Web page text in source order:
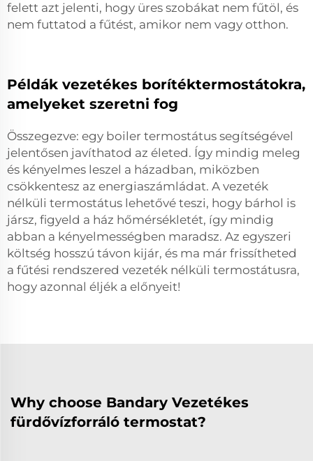
felett azt jelenti, hogy üres szobákat nem fűtöl, és
nem futtatod a fűtést, amikor nem vagy otthon.
Példák vezetékes borítéktermostátokra,
amelyeket szeretni fog
Összegezve: egy boiler termostátus segítségével
jelentősen javíthatod az életed. Így mindig meleg
és kényelmes leszel a házadban, miközben
csökkentesz az energiaszámládat. A vezeték
nélküli termostátus lehetővé teszi, hogy bárhol is
jársz, figyeld a ház hőmérsékletét, így mindig
abban a kényelmességben maradsz. Az egyszeri
költség hosszú távon kijár, és ma már frissítheted
a fűtési rendszered vezeték nélküli termostátusra,
hogy azonnal éljék a előnyeit!
Why choose Bandary Vezetékes
fürdővízforráló termostat?